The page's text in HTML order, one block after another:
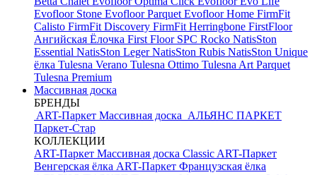
Evofloor Stone Evofloor Parquet Evofloor Home FirmFit
Calisto FirmFit Discovery FirmFit Herringbone FirstFloor
Ангийская Ёлочка First Floor SPC Rocko NatisSton
Essential NatisSton LegerNatisSton Rubis NatisSton Unique
ёлка Tulesna Verano Tulesna Ottimo Tulesna Art Parquet
Tulesna Premium
Массивная доска
БРЕНДЫ
ART-Паркет Массивная доска АЛЬЯНС ПАРКЕТ
Паркет-Стар
КОЛЛЕКЦИИ
ART-Паркет Массивная доска Classic ART-Паркет
Венгерская ёлка ART-Паркет Французская ёлка